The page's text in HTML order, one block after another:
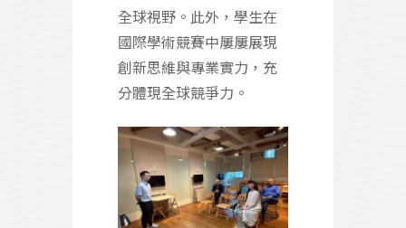
全球視野。此外，學生在
國際學術競賽中屢屢展現
創新思維與專業實力，充
分體現全球競爭力。